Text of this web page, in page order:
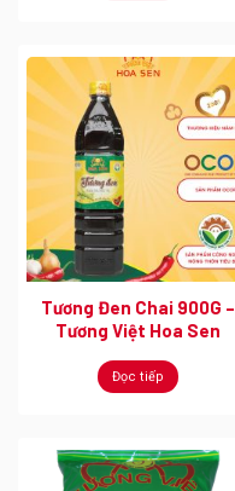
Tương Đen Chai 900G –
Tương Việt Hoa Sen
Đọc tiếp